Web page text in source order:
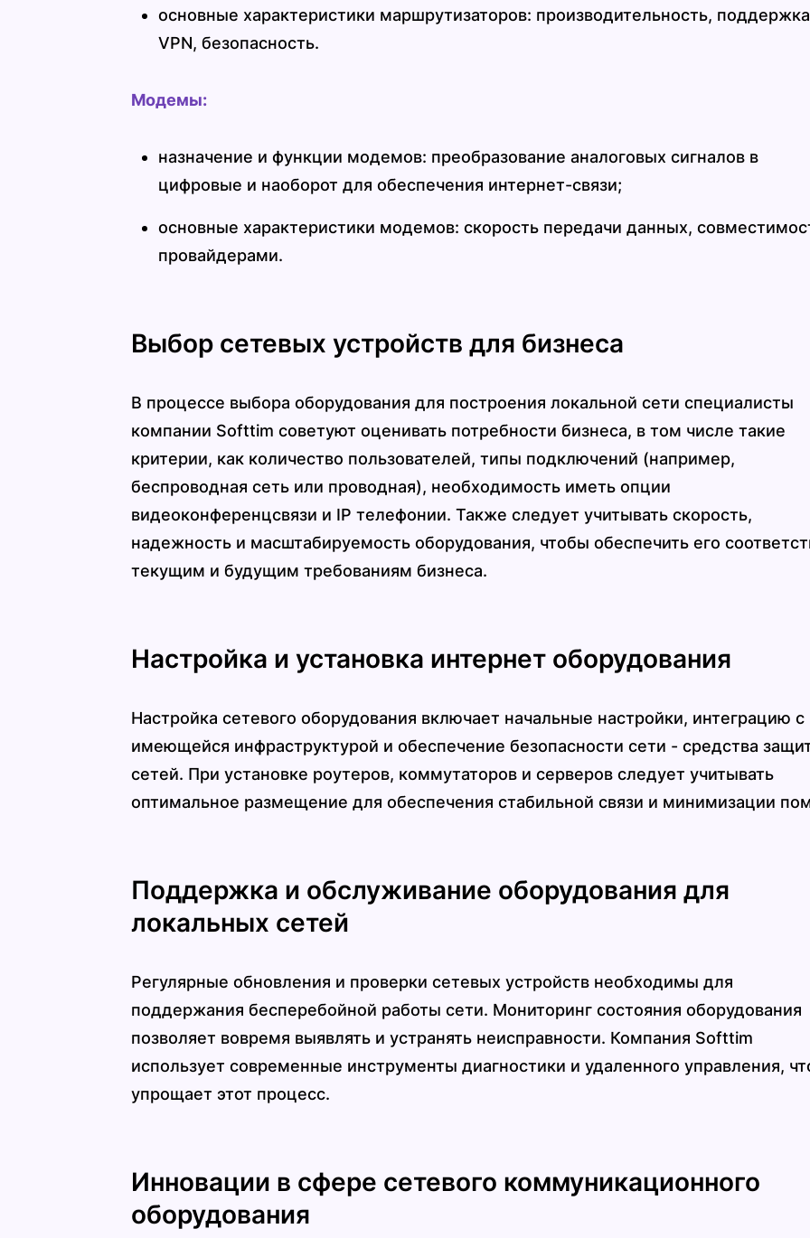
основные характеристики маршрутизаторов: производительность, поддержка
VPN, безопасность.
Модемы:
назначение и функции модемов: преобразование аналоговых сигналов в
цифровые и наоборот для обеспечения интернет-связи;
основные характеристики модемов: скорость передачи данных,
провайдерами.
Выбор сетевых устройств для бизнеса
В процессе выбора оборудования для построения локальной сети специалисты
компании Softtim советуют оценивать потребности бизнеса, в том числе такие
критерии, как количество пользователей, типы подключений (например,
беспроводная сеть или проводная), необходимость иметь опции
видеоконференцсвязи и IP телефонии. Также следует учитывать скорость,
надежность и масштабируемость оборудования, чтобы обеспечить его
текущим и будущим требованиям бизнеса.
Настройка и установка интернет оборудования
Настройка сетевого оборудования включает начальные настройки, интеграцию с
имеющейся инфраструктурой и обеспечение безопасности сети - средства
сетей. При установке роутеров, коммутаторов и серверов следует учитывать
оптимальное размещение для обеспечения стабильной связи и минимизации
Поддержка и обслуживание оборудования для
локальных сетей
Регулярные обновления и проверки сетевых устройств необходимы для
поддержания бесперебойной работы сети. Мониторинг состояния оборудования
позволяет вовремя выявлять и устранять неисправности. Компания Softtim
использует современные инструменты диагностики и удаленного управления,
упрощает этот процесс.
Инновации в сфере сетевого коммуникационного
оборудования